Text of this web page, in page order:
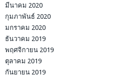
มีนาคม 2020
กุมภาพันธ์ 2020
มกราคม 2020
ธันวาคม 2019
พฤศจิกายน 2019
ตุลาคม 2019
กันยายน 2019